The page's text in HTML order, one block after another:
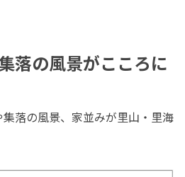
落の風景がこころに
落の風景、家並みが里山・里海